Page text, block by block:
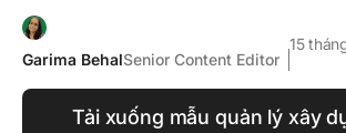
Garima BehalSenior Content Editor
15
Tải xuống mẫu quản lý xây